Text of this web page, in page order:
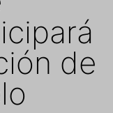
de